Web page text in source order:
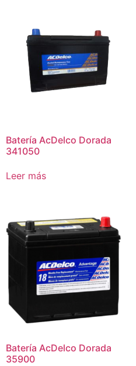
Batería AcDelco Dorada
341050
Leer más
Batería AcDelco Dorada
35900